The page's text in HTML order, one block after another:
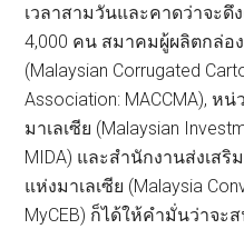
เวลาสามวันและคาดว่าจะดึ
4,000 คน สมาคมผู้ผลิตกล่อ
(Malaysian Corrugated
Association: MACCMA),
มาเลเซีย (Malaysian
MIDA) และสำนักงานส่งเส
แห่งมาเลเซีย (Malaysia
MyCEB) ก็ได้ให้คำมั่นว่าจ